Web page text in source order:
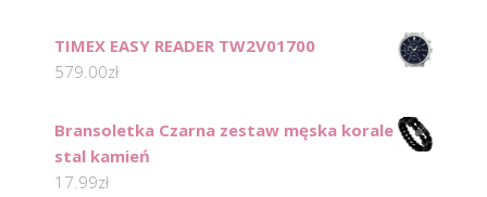
TIMEX EASY READER TW2V01700
579.00zł
Bransoletka Czarna zestaw męska korale
stal kamień
17.99zł